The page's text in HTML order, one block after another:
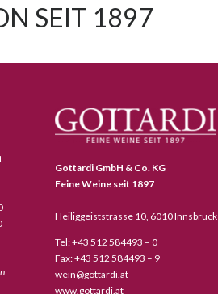
SEIT 1897
Gottardi GmbH & Co. KG
Feine Weine seit 1897
Heiliggeiststrasse 10, 6010 Innsbruck
Tel: +43 512 584493 – 0
Fax: +43 512 584493 – 9
wein@gottardi.at
www.gottardi.at